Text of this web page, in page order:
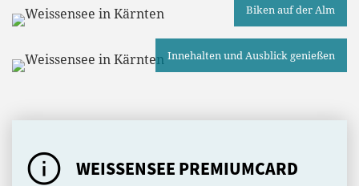
Biken auf der Alm
Innehalten und Ausblick genießen
WEISSENSEE PREMIUMCARD